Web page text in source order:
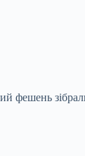
фешень